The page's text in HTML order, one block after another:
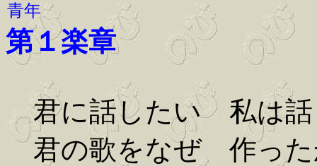
青年
第１楽章
君に話したい 私は話
君の歌をなぜ 作った